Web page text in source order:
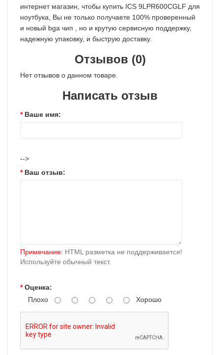
интернет магазин, чтобы купить ICS 9LPR600CGLF для
ноутбука, Вы не только получаете 100% проверенный
и новый bga чип , но и крутую сервисную поддержку,
надежную упаковку, и быструю доставку.
Отзывов (0)
Нет отзывов о данном товаре.
Написать отзыв
Ваше имя:
-->
Ваш отзыв:
Примечание: HTML разметка не поддерживается!
Используйте обычный текст.
Оценка:
Плохо
Хорошо